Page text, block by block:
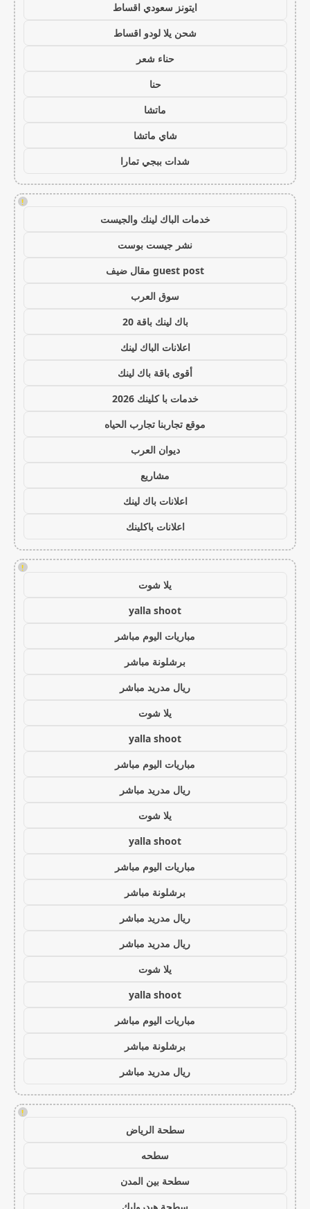
ايتونز سعودي اقساط
شحن يلا لودو اقساط
حناء شعر
حنا
ماتشا
شاي ماتشا
شدات ببجي تمارا
!
خدمات الباك لينك والجيست
نشر جيست بوست
guest post مقال ضيف
سوق العرب
باك لينك باقة 20
اعلانات الباك لينك
أقوى باقة باك لينك
خدمات با كلينك 2026
موقع تجاربنا تجارب الحياه
ديوان العرب
مشاريع
اعلانات باك لينك
اعلانات باكلينك
!
يلا شوت
yalla shoot
مباريات اليوم مباشر
برشلونة مباشر
ريال مدريد مباشر
يلا شوت
yalla shoot
مباريات اليوم مباشر
ريال مدريد مباشر
يلا شوت
yalla shoot
مباريات اليوم مباشر
برشلونة مباشر
ريال مدريد مباشر
ريال مدريد مباشر
يلا شوت
yalla shoot
مباريات اليوم مباشر
برشلونة مباشر
ريال مدريد مباشر
!
سطحة الرياض
سطحه
سطحة بين المدن